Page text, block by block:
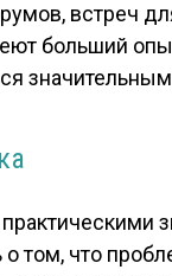
встреч
больший
о том, что